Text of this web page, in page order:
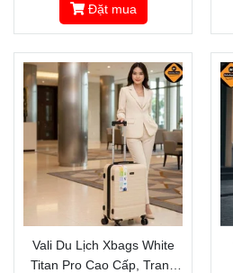
Đặt mua
Vali Du Lịch Xbags White
Titan Pro Cao Cấp, Trang